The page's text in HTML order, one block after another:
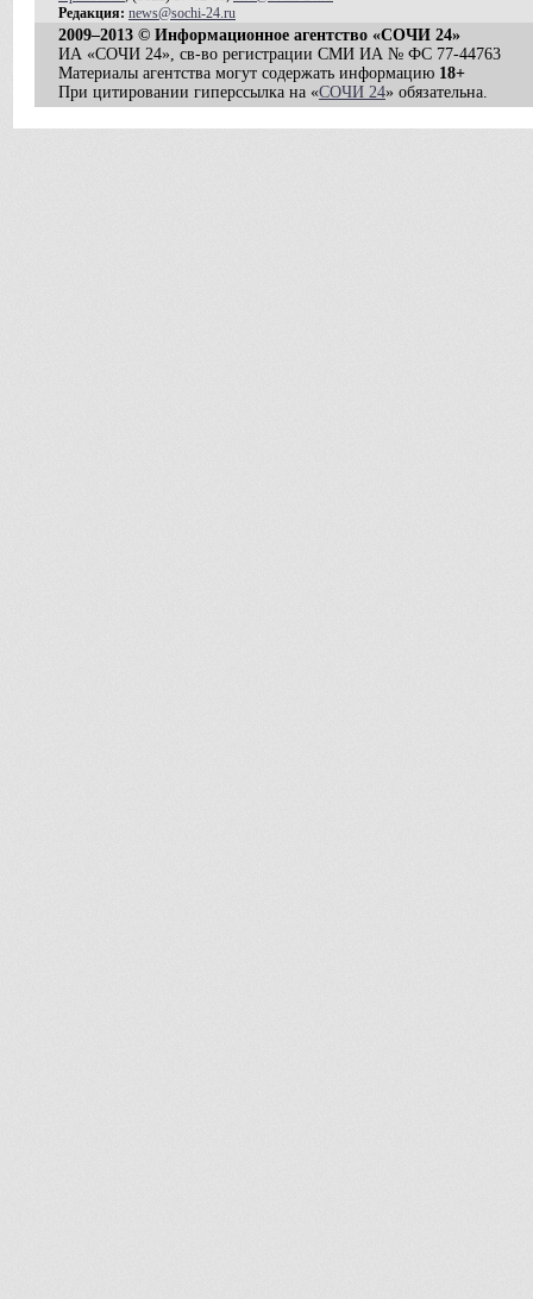
Редакция: news@sochi-24.ru
2009–2013 © Информационное агентство «СОЧИ 24»
ИА «СОЧИ 24», св-во регистрации СМИ ИА № ФС 77-44763
Материалы агентства могут содержать информацию 18+
При цитировании гиперссылка на «СОЧИ 24» обязательна.